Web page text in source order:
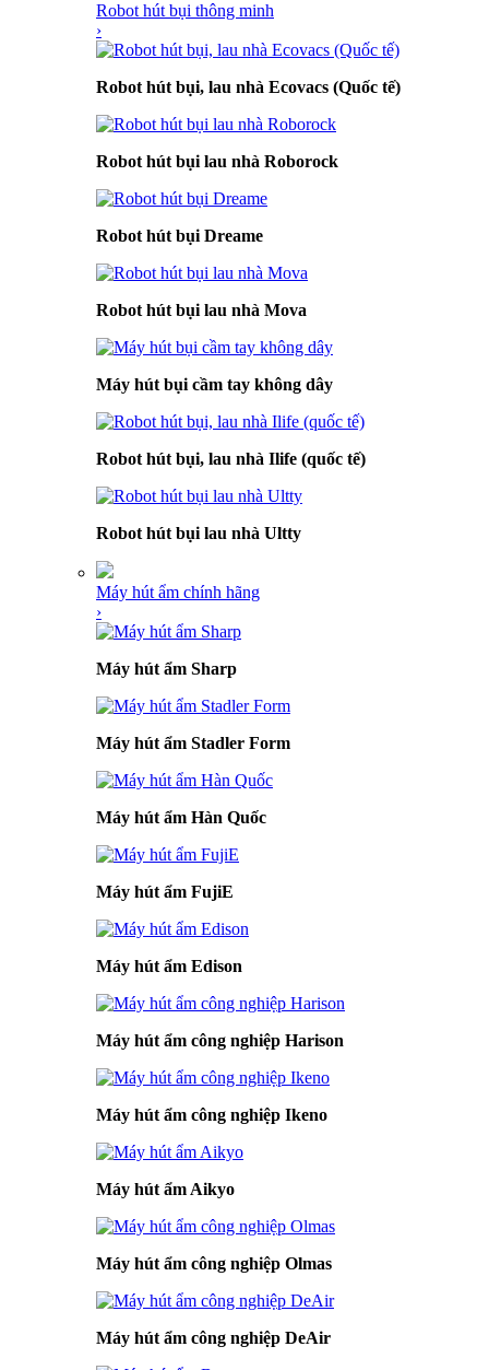
Robot hút bụi thông minh
›
Robot hút bụi, lau nhà Ecovacs (Quốc tế)
Robot hút bụi lau nhà Roborock
Robot hút bụi Dreame
Robot hút bụi lau nhà Mova
Máy hút bụi cầm tay không dây
Robot hút bụi, lau nhà Ilife (quốc tế)
Robot hút bụi lau nhà Ultty
Máy hút ẩm chính hãng
›
Máy hút ẩm Sharp
Máy hút ẩm Stadler Form
Máy hút ẩm Hàn Quốc
Máy hút ẩm FujiE
Máy hút ẩm Edison
Máy hút ẩm công nghiệp Harison
Máy hút ẩm công nghiệp Ikeno
Máy hút ẩm Aikyo
Máy hút ẩm công nghiệp Olmas
Máy hút ẩm công nghiệp DeAir